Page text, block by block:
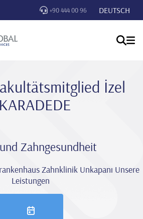
+90 444 00 96 DEUTSCH
İzel
KARADEDE
Zahngesundheit
Zahnklinik Unkapanı Unsere
Leistungen